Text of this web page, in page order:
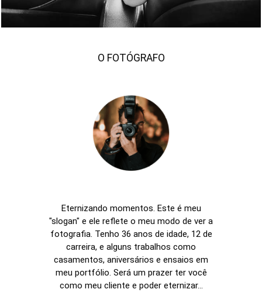
O FOTÓGRAFO
Eternizando momentos. Este é meu
"slogan" e ele reflete o meu modo de ver a
fotografia. Tenho 36 anos de idade, 12 de
carreira, e alguns trabalhos como
casamentos, aniversários e ensaios em
meu portfólio. Será um prazer ter você
como meu cliente e poder eternizar...